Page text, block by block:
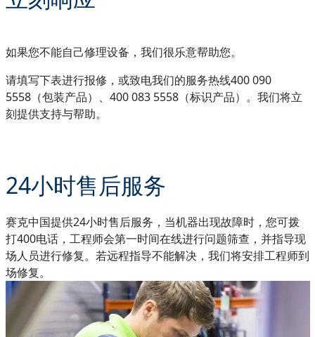
如果您不能自己修理设备，我们很乐意帮助您。
请填写下表进行报修，或致电我们的服务热线400 090
5558（包装产品）、400 083 5558（标识产品）。我们将立
刻提供支持与帮助。
24小时售后服务
赛克中国提供24小时售后服务，当机器出现故障时，您可拨
打400电话，工程师会第一时间在线进行问题筛查，并指导现
场人员进行修复。若远程指导不能解决，我们将安排工程师到
场修复。